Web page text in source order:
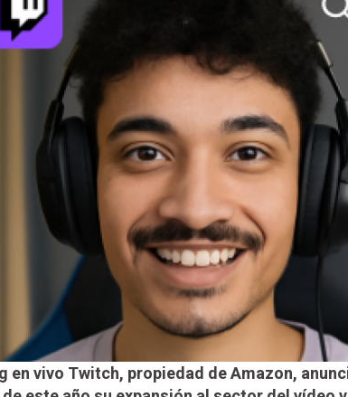
en vivo Twitch, propiedad de Amazon,